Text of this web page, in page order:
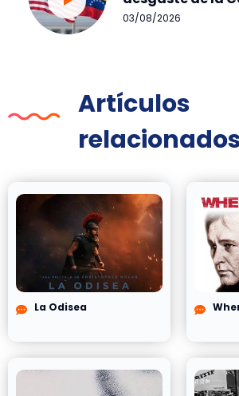
03/08/2026
Artículos
La Odisea